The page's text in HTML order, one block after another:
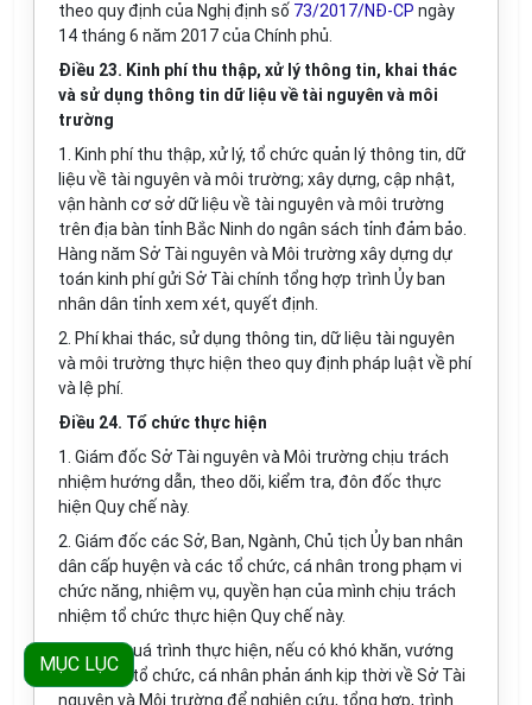
theo quy định của Nghị định số 73/2017/NĐ-CP ngày
14 tháng 6 năm 2017 của Chính phủ.
Điều 23. Kinh phí thu thập, xử lý thông tin, khai thác
và sử dụng thông tin dữ liệu về tài nguyên và môi
trường
1. Kinh phí thu thập, xử lý, tổ chức quản lý thông tin, dữ
liệu về tài nguyên và môi trường; xây dựng, cập nhật,
vận hành cơ sở dữ liệu về tài nguyên và môi trường
trên địa bàn tỉnh Bắc Ninh do ngân sách tỉnh đảm bảo.
Hàng năm Sở Tài nguyên và Môi trường xây dựng dự
toán kinh phí gửi Sở Tài chính tổng hợp trình Ủy ban
nhân dân tỉnh xem xét, quyết định.
2. Phí khai thác, sử dụng thông tin, dữ liệu tài nguyên
và môi trường thực hiện theo quy định pháp luật về phí
và lệ phí.
Điều 24. Tổ chức thực hiện
1. Giám đốc Sở Tài nguyên và Môi trường chịu trách
nhiệm hướng dẫn, theo dõi, kiểm tra, đôn đốc thực
hiện Quy chế này.
2. Giám đốc các Sở, Ban, Ngành, Chủ tịch Ủy ban nhân
dân cấp huyện và các tổ chức, cá nhân trong phạm vi
chức năng, nhiệm vụ, quyền hạn của mình chịu trách
nhiệm tổ chức thực hiện Quy chế này.
3. Trong quá trình thực hiện, nếu có khó khăn, vướng
mắc, các tổ chức, cá nhân phản ánh kịp thời về Sở Tài
nguyên và Môi trường để nghiên cứu, tổng hợp, trình
MỤC LỤC